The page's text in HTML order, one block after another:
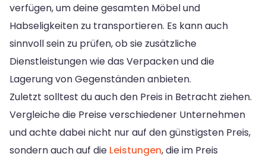
verfügen, um deine gesamten Möbel und
Habseligkeiten zu transportieren. Es kann auch
sinnvoll sein zu prüfen, ob sie zusätzliche
Dienstleistungen wie das Verpacken und die
Lagerung von Gegenständen anbieten.
Zuletzt solltest du auch den Preis in Betracht ziehen.
Vergleiche die Preise verschiedener Unternehmen
und achte dabei nicht nur auf den günstigsten Preis,
sondern auch auf die Leistungen, die im Preis